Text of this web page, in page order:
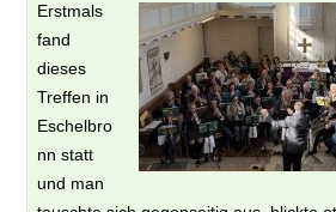
Erstmals
fand
dieses
Treffen in
Eschelbro
nn statt
und man